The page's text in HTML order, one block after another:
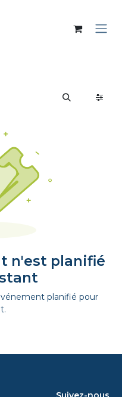
n'est planifié
planifié pour